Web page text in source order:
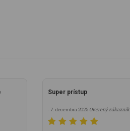
Super prístup
- 7. decembra 2025 Overený zákazník